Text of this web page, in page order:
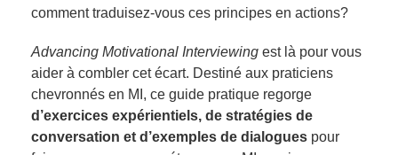
comment traduisez-vous ces principes en actions?
Advancing Motivational Interviewing est là pour vous
aider à combler cet écart. Destiné aux praticiens
chevronnés en MI, ce guide pratique regorge
d’exercices expérientiels, de stratégies de
conversation et d’exemples de dialogues pour